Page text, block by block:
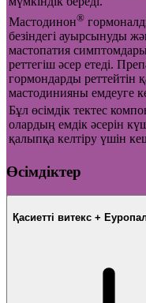
Мастодинон®
безіндегі ауырсынуды
мастопатия
реттегіш әсер етеді.
гормондарды реттейтін
мастодинияны емдеуге
Бұл өсімдік тектес
олардың емдік әсерін
қалыпқа келтіру үшін
Өсімдіктер
Қасиетті витекс +